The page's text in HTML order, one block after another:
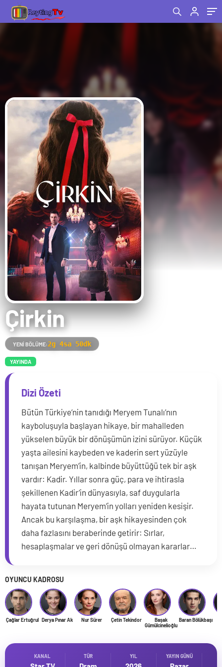
Çirkin
YENI BÖLÜME:2g 4sa 50dk
YAYINDA
Dizi Özeti
Bütün Türkiye’nin tanıdığı Meryem Tunalı’nın
kayboluşuyla başlayan hikaye, bir mahalleden
yükselen büyük bir dönüşümün izini sürüyor. Küçük
yaşta ailesini kaybeden ve kaderin sert yüzüyle
tanışan Meryem’in, kalbinde büyüttüğü tek bir aşk
vardır: Kadir. Yıllar sonra güç, para ve ihtirasla
şekillenen Kadir’in dünyasıyla, saf duygularla
hayata tutunan Meryem’in yolları yeniden kesişir.
Ancak bu karşılaşma, bir aşk hikayesinden çok
daha fazlasını beraberinde getirir: Sırlar,
hesaplaşmalar ve geri dönüşü olmayan kararlar…
OYUNCU KADROSU
Çağlar Ertuğrul Derya Pınar Ak Nur Sürer Çetin Tekindor
Başak
Gümülcinelioğlu
Baran Bölükbaşı
KANAL TÜR YIL YAYIN GÜNÜ